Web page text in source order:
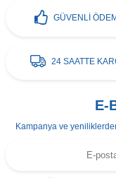
GÜVENLİ
24 SAATTE
E-
Kampanya ve